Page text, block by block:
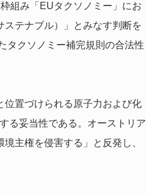
組み「EUタクソノミー」にお
テナブル）」とみなす判断を
タクソノミー補完規則の合法性
位置づけられる原子力および化
る妥当性である。オーストリア
主権を侵害する」と反発し、